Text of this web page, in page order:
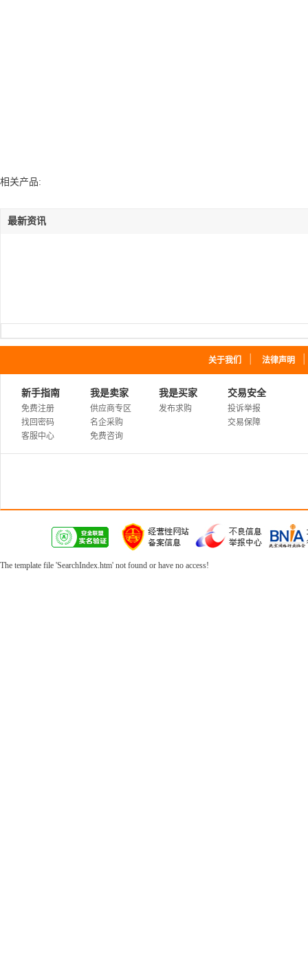
相关产品:
最新资讯
关于我们 法律声明
新手指南
免费注册
找回密码
客服中心
我是卖家
供应商专区
名企采购
免费咨询
我是买家
发布求购
交易安全
投诉举报
交易保障
The template file 'SearchIndex.htm' not found or have no access!